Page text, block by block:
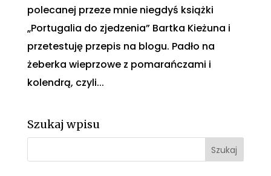
polecanej przeze mnie niegdyś książki
„Portugalia do zjedzenia” Bartka Kieżuna i
przetestuję przepis na blogu. Padło na
żeberka wieprzowe z pomarańczami i
kolendrą, czyli...
Szukaj wpisu